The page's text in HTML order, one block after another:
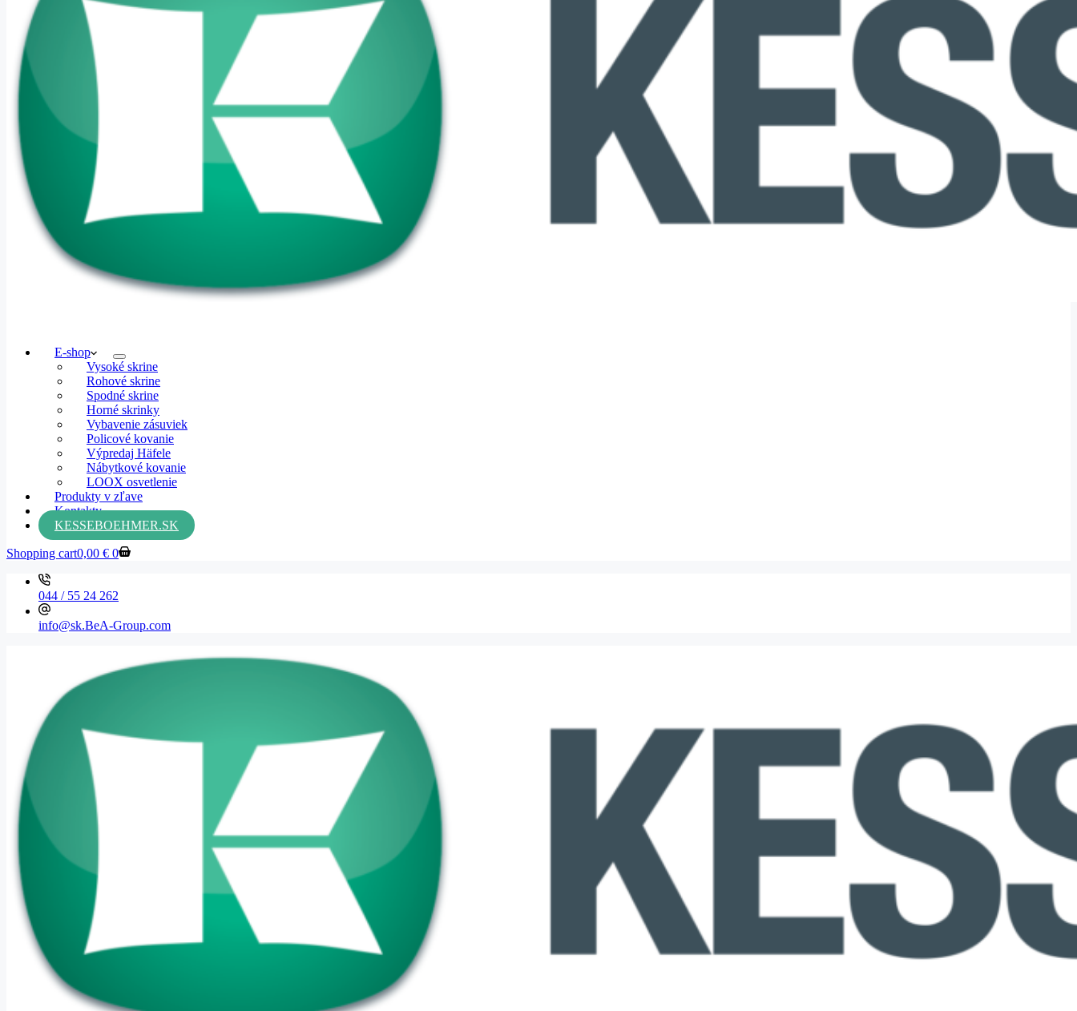
E-shop
Vysoké skrine
Rohové skrine
Spodné skrine
Horné skrinky
Vybavenie zásuviek
Policové kovanie
Výpredaj Häfele
Nábytkové kovanie
LOOX osvetlenie
Produkty v zľave
Kontakty
KESSEBOEHMER.SK
Shopping cart0,00 € 0
044 / 55 24 262
info@sk.BeA-Group.com